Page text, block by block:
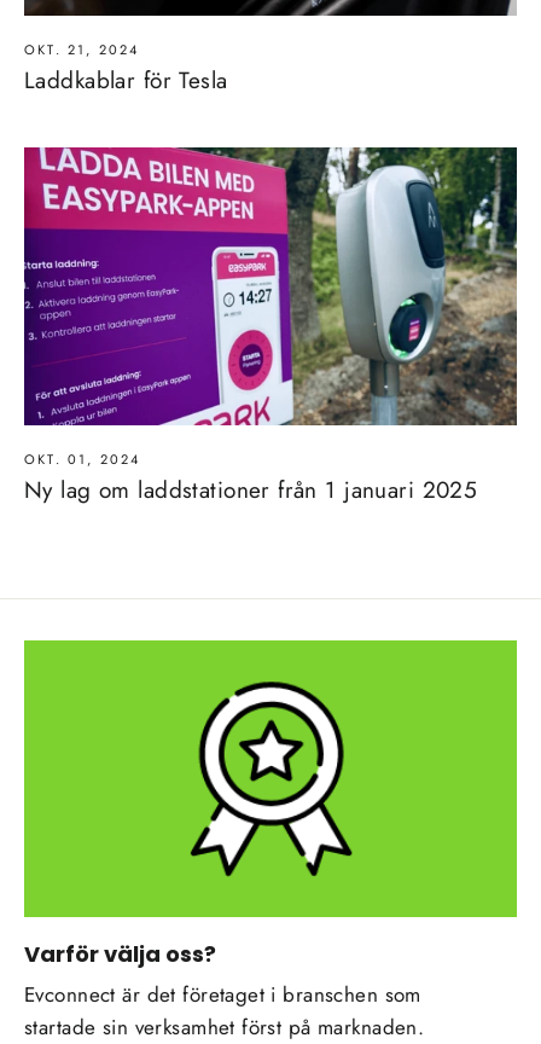
OKT. 21, 2024
Laddkablar för Tesla
OKT. 01, 2024
Ny lag om laddstationer från 1 januari 2025
Varför välja oss?
Evconnect är det företaget i branschen som
startade sin verksamhet först på marknaden.